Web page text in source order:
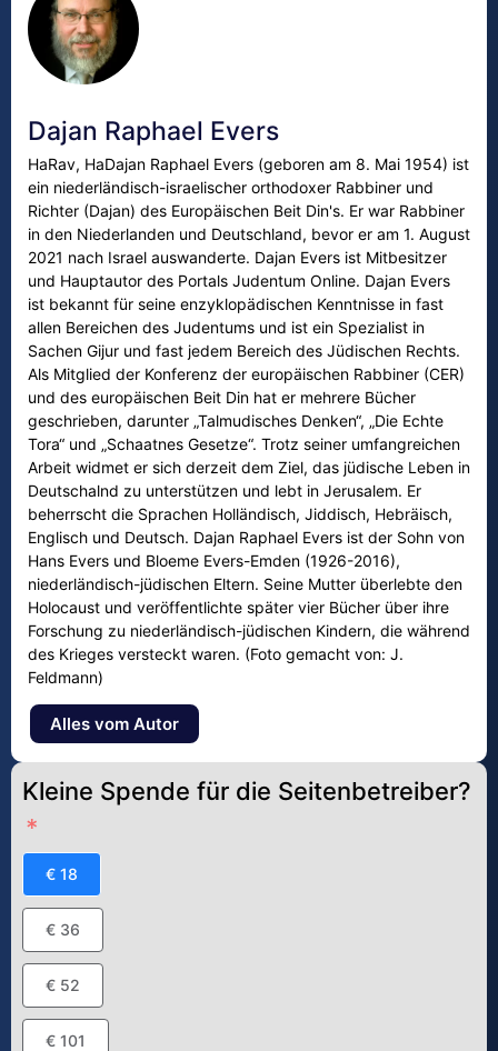
Dajan Raphael Evers
HaRav, HaDajan Raphael Evers (geboren am 8. Mai 1954) ist
ein niederländisch-israelischer orthodoxer Rabbiner und
Richter (Dajan) des Europäischen Beit Din's. Er war Rabbiner
in den Niederlanden und Deutschland, bevor er am 1. August
2021 nach Israel auswanderte. Dajan Evers ist Mitbesitzer
und Hauptautor des Portals Judentum Online. Dajan Evers
ist bekannt für seine enzyklopädischen Kenntnisse in fast
allen Bereichen des Judentums und ist ein Spezialist in
Sachen Gijur und fast jedem Bereich des Jüdischen Rechts.
Als Mitglied der Konferenz der europäischen Rabbiner (CER)
und des europäischen Beit Din hat er mehrere Bücher
geschrieben, darunter „Talmudisches Denken“, „Die Echte
Tora“ und „Schaatnes Gesetze“. Trotz seiner umfangreichen
Arbeit widmet er sich derzeit dem Ziel, das jüdische Leben in
Deutschalnd zu unterstützen und lebt in Jerusalem. Er
beherrscht die Sprachen Holländisch, Jiddisch, Hebräisch,
Englisch und Deutsch. Dajan Raphael Evers ist der Sohn von
Hans Evers und Bloeme Evers-Emden (1926-2016),
niederländisch-jüdischen Eltern. Seine Mutter überlebte den
Holocaust und veröffentlichte später vier Bücher über ihre
Forschung zu niederländisch-jüdischen Kindern, die während
des Krieges versteckt waren. (Foto gemacht von: J.
Feldmann)
Alles vom Autor
Kleine Spende für die Seitenbetreiber?
€ 18
€ 36
€ 52
€ 101